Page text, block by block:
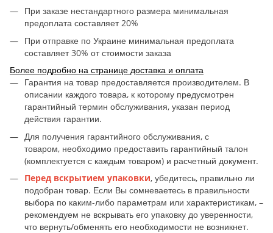
При заказе нестандартного размера минимальная
предоплата составляет 20%
При отправке по Украине минимальная предоплата
составляет 30% от стоимости заказа
Более подробно на странице доставка и оплата
Гарантия на товар предоставляется производителем. В
описании каждого товара, к которому предусмотрен
гарантийный термин обслуживания, указан период
действия гарантии.
Для получения гарантийного обслуживания, с
товаром, необходимо предоставить гарантийный талон
(комплектуется с каждым товаром) и расчетный документ.
Перед вскрытием упаковки, убедитесь, правильно ли
подобран товар. Если Вы сомневаетесь в правильности
выбора по каким-либо параметрам или характеристикам, –
рекомендуем не вскрывать его упаковку до уверенности,
что вернуть/обменять его необходимости не возникнет.